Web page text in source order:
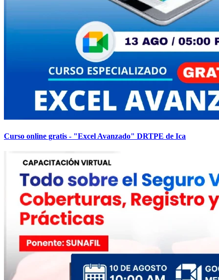
Curso online gratis - "Excel Avanzado" DRTPE de Ica